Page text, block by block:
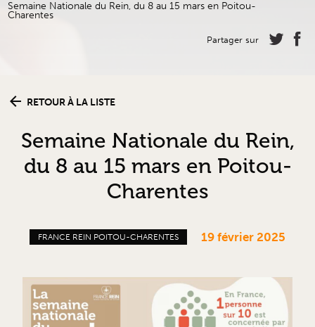
Semaine Nationale du Rein, du 8 au 15 mars en Poitou-
Charentes
Partager sur
RETOUR À LA LISTE
Semaine Nationale du Rein,
du 8 au 15 mars en Poitou-
Charentes
FRANCE REIN POITOU-CHARENTES 19 février 2025